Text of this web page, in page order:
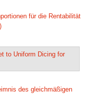
für die Rentabilität
des gleichmäßigen